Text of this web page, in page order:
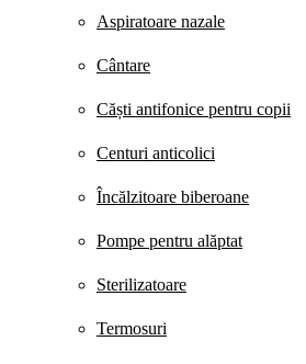
Aspiratoare nazale
Cântare
Căști antifonice pentru copii
Centuri anticolici
Încălzitoare biberoane
Pompe pentru alăptat
Sterilizatoare
Termosuri